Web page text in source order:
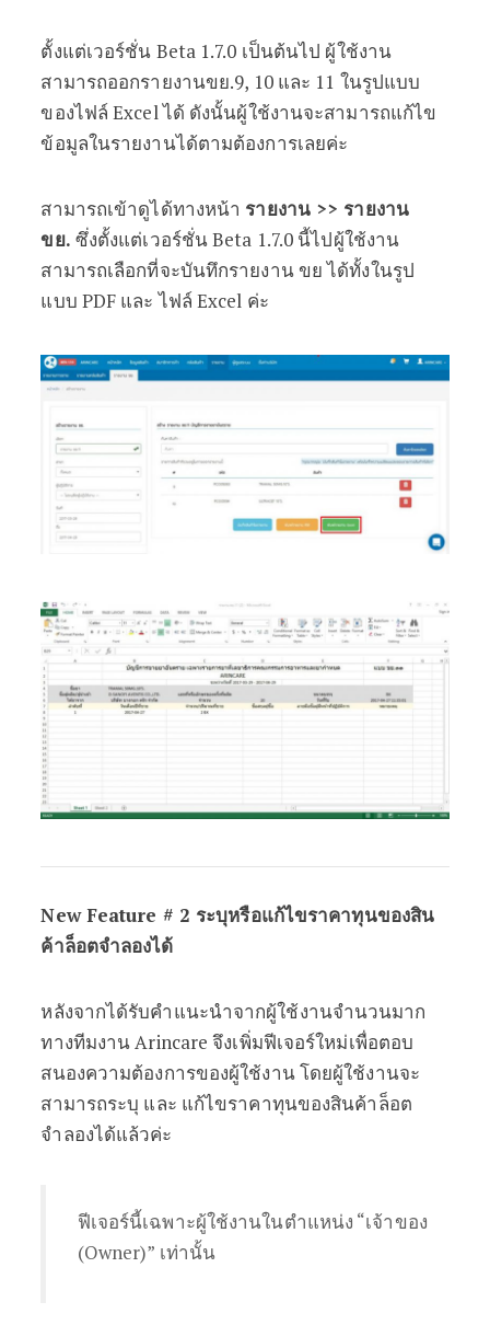
ตั้งแต่เวอร์ชั่น Beta 1.7.0 เป็นต้นไป ผู้ใช้งาน
สามารถออกรายงานขย.9, 10 และ 11 ในรูปแบบ
ของไฟล์ Excel ได้ ดังนั้นผู้ใช้งานจะสามารถแก้ไข
ข้อมูลในรายงานได้ตามต้องการเลยค่ะ
สามารถเข้าดูได้ทางหน้า รายงาน >> รายงาน
ขย. ซึ่งตั้งแต่เวอร์ชั่น Beta 1.7.0 นี้ไปผู้ใช้งาน
สามารถเลือกที่จะบันทึกรายงาน ขย ได้ทั้งในรูป
แบบ PDF และ ไฟล์ Excel ค่ะ
New Feature # 2 ระบุหรือแก้ไขราคาทุนของสิน
ค้าล็อตจำลองได้
หลังจากได้รับคำแนะนำจากผู้ใช้งานจำนวนมาก
ทางทีมงาน Arincare จึงเพิ่มฟีเจอร์ใหม่เพื่อตอบ
สนองความต้องการของผู้ใช้งาน โดยผู้ใช้งานจะ
สามารถระบุ และ แก้ไขราคาทุนของสินค้าล็อต
จำลองได้แล้วค่ะ
ฟีเจอร์นี้เฉพาะผู้ใช้งานในตำแหน่ง “เจ้าของ
(Owner)” เท่านั้น